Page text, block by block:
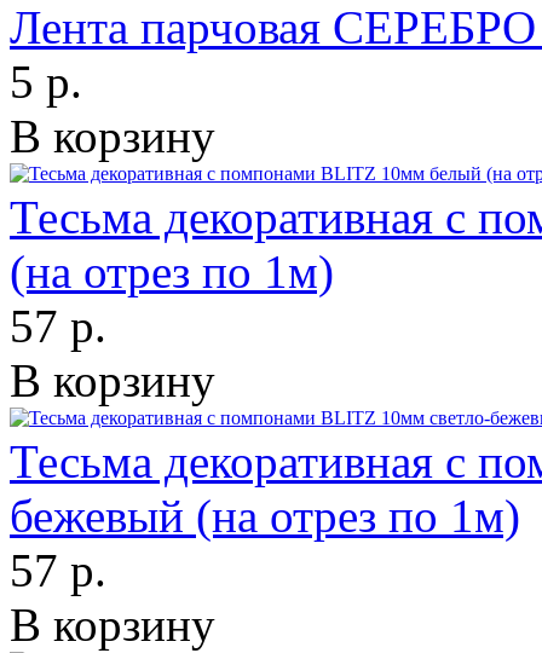
Лента парчовая
5 р.
В корзину
Тесьма декоративная с
(на отрез по 1м)
57 р.
В корзину
Тесьма декоративная с
бежевый (на отрез по 1м)
57 р.
В корзину